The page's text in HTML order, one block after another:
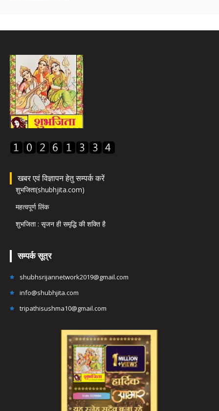
खबर एवं विज्ञापन हेतु सम्पर्क करें
शुभजिता(shubhjita.com)
महत्वपूर्ण लिंक
शुभजिता : सृजन ही समृद्धि की शक्ति है
सम्पर्क सूत्र
shubhsrijannetwork2019@gmail.com
info@shubhjita.com
tripathisushma10@gmail.com